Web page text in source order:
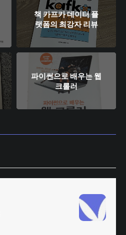
책 카프카 데이터 플
랫폼의 최강자 리뷰
파이썬으로 배우는 웹
크롤러